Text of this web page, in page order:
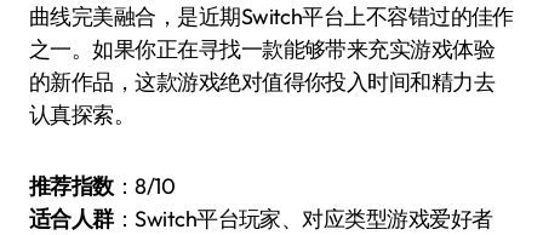
曲线完美融合，是近期Switch平台上不容错过的佳作
之一。如果你正在寻找一款能够带来充实游戏体验
的新作品，这款游戏绝对值得你投入时间和精力去
认真探索。
推荐指数：8/10
适合人群：Switch平台玩家、对应类型游戏爱好者